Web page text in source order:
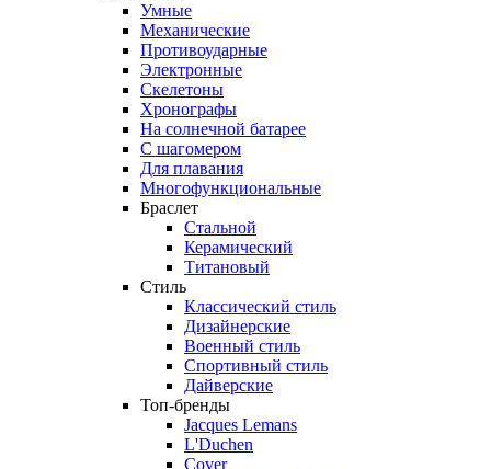
Умные
Механические
Противоударные
Электронные
Скелетоны
Хронографы
На солнечной батарее
С шагомером
Для плавания
Многофункциональные
Браслет
Стальной
Керамический
Титановый
Стиль
Классический стиль
Дизайнерские
Военный стиль
Спортивный стиль
Дайверские
Топ-бренды
Jacques Lemans
L'Duchen
Cover